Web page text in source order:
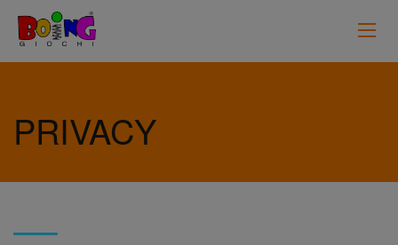
PRIVACY